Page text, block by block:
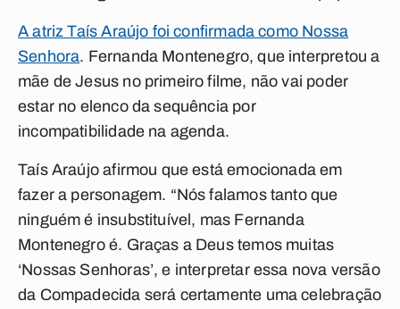
A atriz Taís Araújo foi confirmada como Nossa
Senhora. Fernanda Montenegro, que interpretou a
mãe de Jesus no primeiro filme, não vai poder
estar no elenco da sequência por
incompatibilidade na agenda.
Taís Araújo afirmou que está emocionada em
fazer a personagem. “Nós falamos tanto que
ninguém é insubstituível, mas Fernanda
Montenegro é. Graças a Deus temos muitas
‘Nossas Senhoras’, e interpretar essa nova versão
da Compadecida será certamente uma celebração